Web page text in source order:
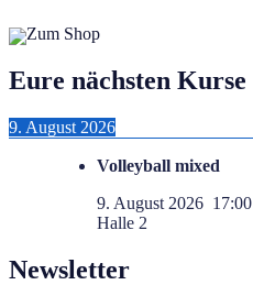
Zum Shop
Eure nächsten Kurse
9. August 2026
Volleyball mixed
9. August 2026 17:00
Halle 2
Newsletter